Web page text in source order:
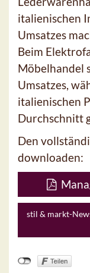
italienischen
Umsatzes
Beim
Möbelhandel
Umsatzes,
italienischen
Durchschnitt
Den
downloaden:
stil & markt-